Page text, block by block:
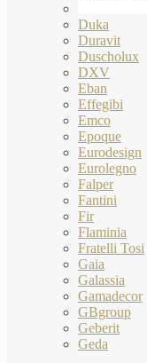
Duka
Duravit
Duscholux
DXV
Eban
Effegibi
Emco
Epoque
Eurodesign
Eurolegno
Falper
Fantini
Fir
Flaminia
Fratelli Tosi
Gaia
Galassia
Gamadecor
GBgroup
Geberit
Geda